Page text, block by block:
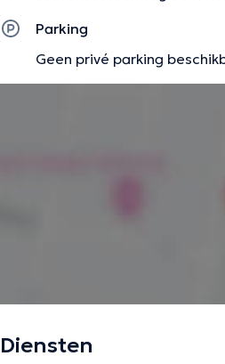
Parking
Geen privé parking
Diensten